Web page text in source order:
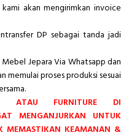
akan mengirimkan invoice
DP sebagai tanda jadi
Jepara Via Whatsapp dan
memulai proses produksi sesuai
ATAU FURNITURE DI
MENGANJURKAN UNTUK
MEMASTIKAN KEAMANAN &